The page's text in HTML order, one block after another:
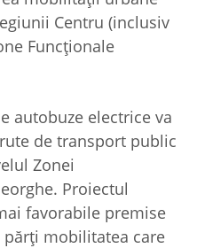
Centru (inclusiv
Funcționale
autobuze electrice va
de transport public
Zonei
Proiectul
favorabile premise
mobilitatea care